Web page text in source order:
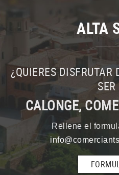
ALTA
¿QUIERES
CALONGE,
Rellene el